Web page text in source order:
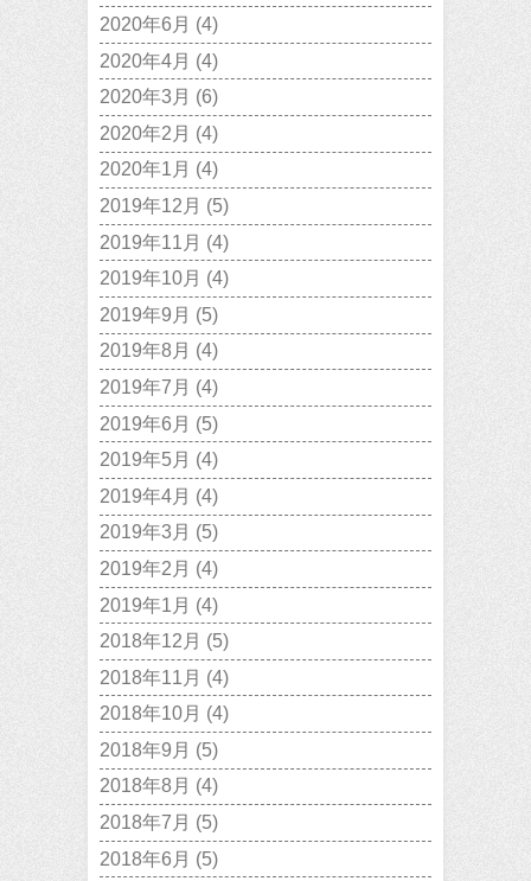
2020年6月 (4)
2020年4月 (4)
2020年3月 (6)
2020年2月 (4)
2020年1月 (4)
2019年12月 (5)
2019年11月 (4)
2019年10月 (4)
2019年9月 (5)
2019年8月 (4)
2019年7月 (4)
2019年6月 (5)
2019年5月 (4)
2019年4月 (4)
2019年3月 (5)
2019年2月 (4)
2019年1月 (4)
2018年12月 (5)
2018年11月 (4)
2018年10月 (4)
2018年9月 (5)
2018年8月 (4)
2018年7月 (5)
2018年6月 (5)